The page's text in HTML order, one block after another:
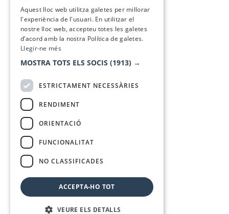
Aquest lloc web utilitza galetes per millorar
l'experiència de l'usuari. En utilitzar el
nostre lloc web, accepteu totes les galetes
d’acord amb la nostra Política de galetes.
Llegir-ne més
MOSTRA TOTS ELS SOCIS (1913) →
ESTRICTAMENT NECESSÀRIES
RENDIMENT
ORIENTACIÓ
FUNCIONALITAT
NO CLASSIFICADES
ACCEPTA-HO TOT
VEURE ELS DETALLS